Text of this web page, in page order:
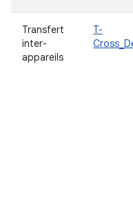
Transfert
inter-
appareils
T-